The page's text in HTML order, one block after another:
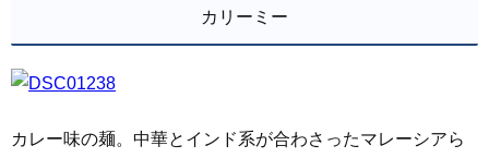
カリーミー
カレー味の麺。中華とインド系が合わさったマレーシアら